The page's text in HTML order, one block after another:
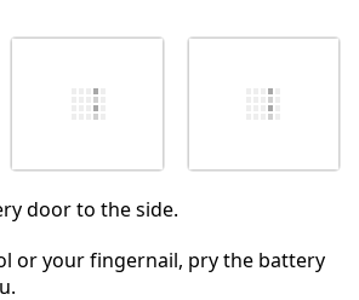
door to the side.
or your fingernail, pry the battery